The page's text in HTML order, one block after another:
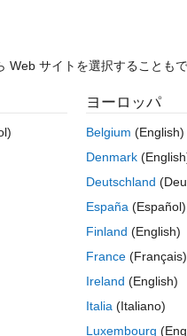
);
lat 50-52 and lon 2.5-4.5
Web サイトを選択することもで
ヨーロッパ
Belgium (English)
Denmark
Deutschland
España (Español)
Finland (English)
France (Français)
Ireland (English)
Italia (Italiano)
Luxembourg